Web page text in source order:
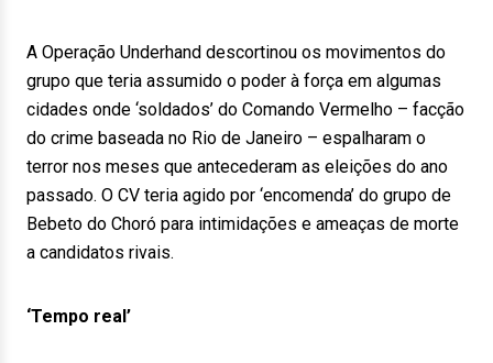
A Operação Underhand descortinou os movimentos do
grupo que teria assumido o poder à força em algumas
cidades onde ‘soldados’ do Comando Vermelho – facção
do crime baseada no Rio de Janeiro – espalharam o
terror nos meses que antecederam as eleições do ano
passado. O CV teria agido por ‘encomenda’ do grupo de
Bebeto do Choró para intimidações e ameaças de morte
a candidatos rivais.
‘Tempo real’